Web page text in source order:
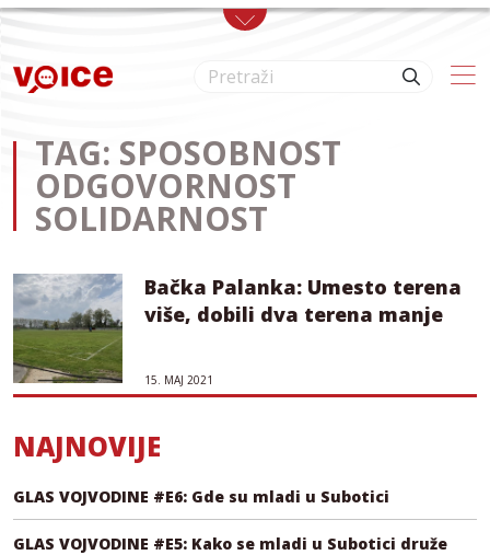
Skip to main content
TAG: SPOSOBNOST
ODGOVORNOST
SOLIDARNOST
Bačka Palanka: Umesto terena
više, dobili dva terena manje
15. МАЈ 2021
NAJNOVIJE
GLAS VOJVODINE #E6: Gde su mladi u Subotici
GLAS VOJVODINE #E5: Kako se mladi u Subotici druže